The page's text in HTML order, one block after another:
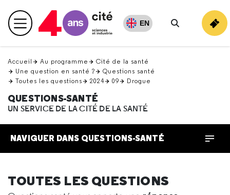
en
haut Menu principal EN
Rechercher
Accueil Au programme
Cité de la santé
Une question en santé ?
Questions santé
Toutes les questions
2024 09 Drogue
QUESTIONS-SANTÉ
UN SERVICE DE LA CITÉ DE LA SANTÉ
NAVIGUER DANS QUESTIONS-SANTÉ
TOUTES LES QUESTIONS